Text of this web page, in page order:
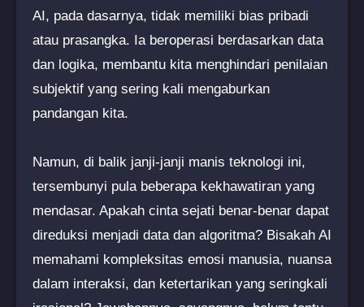
AI, pada dasarnya, tidak memiliki bias pribadi
atau prasangka. Ia beroperasi berdasarkan data
dan logika, membantu kita menghindari penilaian
subjektif yang sering kali mengaburkan
pandangan kita.
Namun, di balik janji-janji manis teknologi ini,
tersembunyi pula beberapa kekhawatiran yang
mendasar. Apakah cinta sejati benar-benar dapat
direduksi menjadi data dan algoritma? Bisakah AI
memahami kompleksitas emosi manusia, nuansa
dalam interaksi, dan ketertarikan yang seringkali